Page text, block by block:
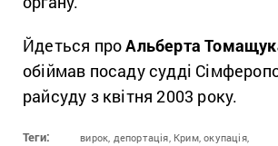
Йдеться проАльберта
обіймав посаду судді
райсуду з квітня 2003 року.
Теги: вирок, депортація, Крим, окупація,